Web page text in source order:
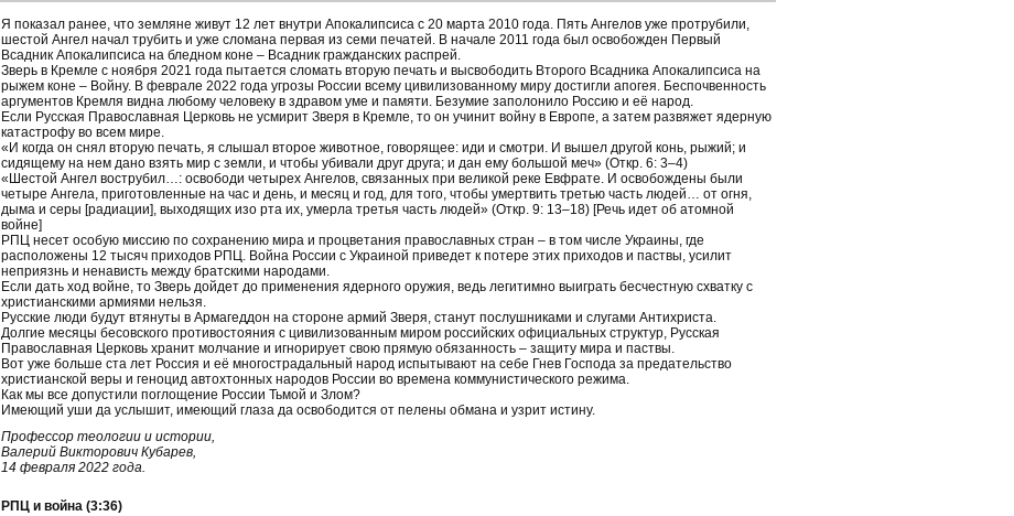
Я показал ранее, что земляне живут 12 лет внутри Апокалипсиса с 20 марта 2010 года. Пять Ангелов уже протрубили,
шестой Ангел начал трубить и уже сломана первая из семи печатей. В начале 2011 года был освобожден Первый
Всадник Апокалипсиса на бледном коне – Всадник гражданских распрей.
Зверь в Кремле с ноября 2021 года пытается сломать вторую печать и высвободить Второго Всадника Апокалипсиса на
рыжем коне – Войну. В феврале 2022 года угрозы России всему цивилизованному миру достигли апогея. Беспочвенность
аргументов Кремля видна любому человеку в здравом уме и памяти. Безумие заполонило Россию и её народ.
Если Русская Православная Церковь не усмирит Зверя в Кремле, то он учинит войну в Европе, а затем развяжет ядерную
катастрофу во всем мире.
«И когда он снял вторую печать, я слышал второе животное, говорящее: иди и смотри. И вышел другой конь, рыжий; и
сидящему на нем дано взять мир с земли, и чтобы убивали друг друга; и дан ему большой меч» (Откр. 6: 3–4)
«Шестой Ангел вострубил…: освободи четырех Ангелов, связанных при великой реке Евфрате. И освобождены были
четыре Ангела, приготовленные на час и день, и месяц и год, для того, чтобы умертвить третью часть людей… от огня,
дыма и серы [радиации], выходящих изо рта их, умерла третья часть людей» (Откр. 9: 13–18) [Речь идет об атомной
войне]
РПЦ несет особую миссию по сохранению мира и процветания православных стран – в том числе Украины, где
расположены 12 тысяч приходов РПЦ. Война России с Украиной приведет к потере этих приходов и паствы, усилит
неприязнь и ненависть между братскими народами.
Если дать ход войне, то Зверь дойдет до применения ядерного оружия, ведь легитимно выиграть бесчестную схватку с
христианскими армиями нельзя.
Русские люди будут втянуты в Армагеддон на стороне армий Зверя, станут послушниками и слугами Антихриста.
Долгие месяцы бесовского противостояния с цивилизованным миром российских официальных структур, Русская
Православная Церковь хранит молчание и игнорирует свою прямую обязанность – защиту мира и паствы.
Вот уже больше ста лет Россия и её многострадальный народ испытывают на себе Гнев Господа за предательство
христианской веры и геноцид автохтонных народов России во времена коммунистического режима.
Как мы все допустили поглощение России Тьмой и Злом?
Имеющий уши да услышит, имеющий глаза да освободится от пелены обмана и узрит истину.
Профессор теологии и истории,
Валерий Викторович Кубарев,
14 февраля 2022 года.
РПЦ и война (3:36)